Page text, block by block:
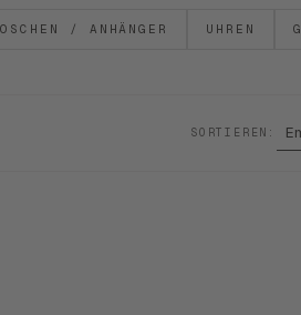
/ ANHÄNGER UHREN
SORTIEREN: